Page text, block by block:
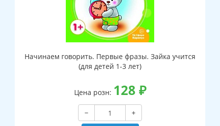
Начинаем говорить. Первые фразы. Зайка учится
(для детей 1-3 лет)
Цена розн: 128 ₽
−
+